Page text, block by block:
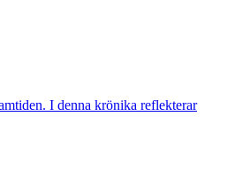
I denna krönika reflekterar